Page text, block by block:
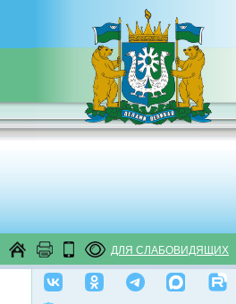
ДЛЯ СЛАБОВИДЯЩИХ